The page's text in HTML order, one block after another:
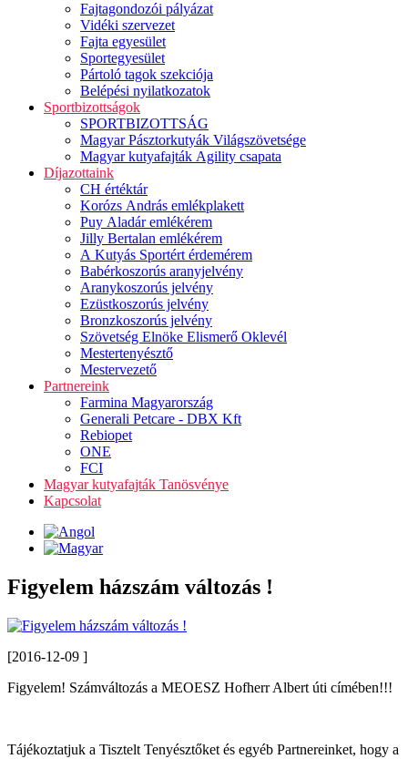
Fajtagondozói pályázat
Vidéki szervezet
Fajta egyesület
Sportegyesület
Pártoló tagok szekciója
Belépési nyilatkozatok
Sportbizottságok
SPORTBIZOTTSÁG
Magyar Pásztorkutyák Világszövetsége
Magyar kutyafajták Agility csapata
Díjazottaink
CH értéktár
Korózs András emlékplakett
Puy Aladár emlékérem
Jilly Bertalan emlékérem
A Kutyás Sportért érdemérem
Babérkoszorús aranyjelvény
Aranykoszorús jelvény
Ezüstkoszorús jelvény
Bronzkoszorús jelvény
Szövetség Elnöke Elismerő Oklevél
Mestertenyésztő
Mestervezető
Partnereink
Farmina Magyarország
Generali Petcare - DBX Kft
Rebiopet
ONE
FCI
Magyar kutyafajták Tanösvénye
Kapcsolat
Figyelem házszám változás !
[2016-12-09 ]
Figyelem! Számváltozás a MEOESZ Hofherr Albert úti címében!!!
Tájékoztatjuk a Tisztelt Tenyésztőket és egyéb Partnereinket, hogy a